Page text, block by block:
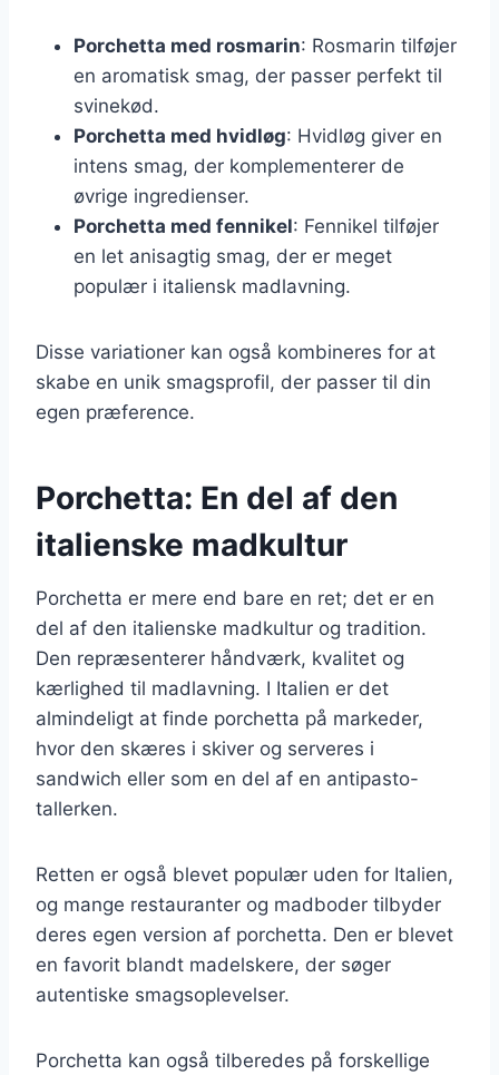
Porchetta med rosmarin: Rosmarin tilføjer
en aromatisk smag, der passer perfekt til
svinekød.
Porchetta med hvidløg: Hvidløg giver en
intens smag, der komplementerer de
øvrige ingredienser.
Porchetta med fennikel: Fennikel tilføjer
en let anisagtig smag, der er meget
populær i italiensk madlavning.
Disse variationer kan også kombineres for at
skabe en unik smagsprofil, der passer til din
egen præference.
Porchetta: En del af den
italienske madkultur
Porchetta er mere end bare en ret; det er en
del af den italienske madkultur og tradition.
Den repræsenterer håndværk, kvalitet og
kærlighed til madlavning. I Italien er det
almindeligt at finde porchetta på markeder,
hvor den skæres i skiver og serveres i
sandwich eller som en del af en antipasto-
tallerken.
Retten er også blevet populær uden for Italien,
og mange restauranter og madboder tilbyder
deres egen version af porchetta. Den er blevet
en favorit blandt madelskere, der søger
autentiske smagsoplevelser.
Porchetta kan også tilberedes på forskellige